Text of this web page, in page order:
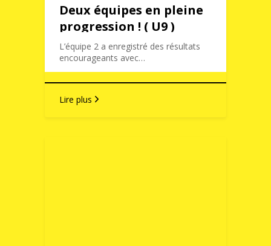
Deux équipes en pleine
progression ! ( U9 )
L’équipe 2 a enregistré des résultats
encourageants avec…
Lire plus